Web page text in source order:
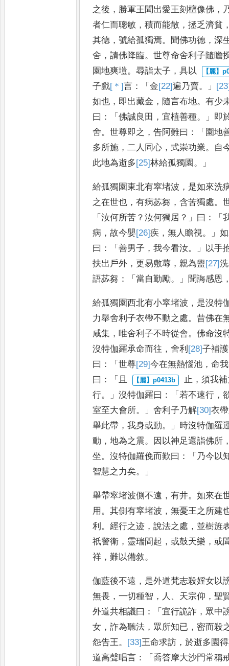
之後 ， 勝軍王聞出愛王刻檀像佛 ，
者仁而聰敏 ，積而能散 ，拯乏濟貧
其德 ，號給孤獨焉。 聞佛功德 ，深
舍 ，請佛降臨。世尊命舍利子隨瞻
園地爽塏。尋詣太子 ，具以
子戲[＊]言 ：「金[22]遍 乃賣。」
如也 ， 即出藏金 ， 隨言布地。有少
曰 ：「佛誠良田 ， 宜植善種。」 即
舍。世尊即之 ，告阿難曰 ：「 園地
多所施 ，二人同心 ，式崇功業。
自
此地為逝多 [25]林給孤獨園 。」
給孤獨園東北有窣堵波 ， 是如來洗
之在世也 ，有病苾芻 ，含苦獨處。
「汝何所苦 ？汝何獨居 ？」 曰 ：「
病 ，故今嬰[26]疾 ，無人瞻視。」
曰 ：「善男子 ，我今看汝。」 以手
扶出戶外 ， 更易敷蓐 ，親為盥 [27]洗
語苾芻 ：「當自勤勵。」 聞誨感恩
給孤獨園西北有小窣堵波 ， 是沒特
力舉舍利子衣帶不動之處。昔佛在
咸集 ，唯舍利子不時從會。佛命沒
沒特伽羅承命而往 ，舍利 [28]子補
曰 ：「世尊[29]今在無熱惱池 ，命
曰 ：「 且 止 ，須我
行。」沒特伽羅曰 ：「若不速行 ，
室至大會所。」舍利子乃解[30]衣
舉此帶 ，我身或動。」 時沒特伽羅
動 ，地為之震。 因以神足還詣佛所
坐。沒特伽羅俛而歎曰 ：「 乃今以
智慧之力矣。」
舉帶窣堵波側不遠 ，有井。如來在
用 。其側有窣堵波 ，無憂王之所建
利 。經行之迹 ，說法之處 ， 並樹旌
祇警衛 ， 靈瑞間起 ，或鼓天樂 ，或
祥 ，難以備敘。
伽藍後不遠 ， 是外道梵志殺婬女以
無畏 ，一切種智 ， 人 、 天宗仰 ，聖
外道共相議曰 ：「 宜行詭詐 ， 眾中
女 ，詐為聽法 ， 眾所知已 ， 密而殺
怨告王。 [33]王命求訪 ，於逝多園
道高聲唱言 ： 「喬答摩大沙門常稱